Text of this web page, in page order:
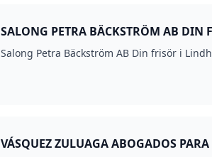
SALONG PETRA BÄCKSTRÖM AB DIN
Salong Petra Bäckström AB Din frisör i